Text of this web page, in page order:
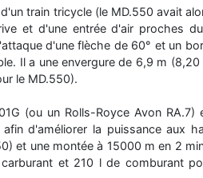
train tricycle (le MD.550 avait
et d'une entrée d'air proches
d'une flèche de 60° et un
Il a une envergure de 6,9 m (8,20
le MD.550).
(ou un Rolls-Royce Avon RA.7)
d'améliorer la puissance aux
et une montée à 15000 m en 2
et 210 l de comburant